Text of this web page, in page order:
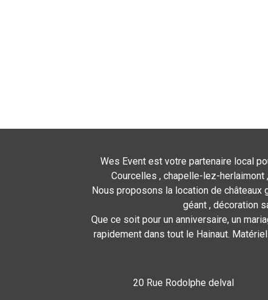
Wes Event est votre partenaire local
Courcelles , chapelle-lez-herlaimont
Nous proposons la location de châteaux
géant , décoration
Que ce soit pour un anniversaire, un
rapidement dans tout le Hainaut.
20 Rue Rodolphe delval